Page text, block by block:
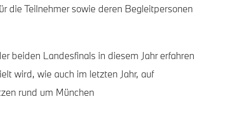
die Teilnehmer sowie deren Begleitpersonen
beiden Landesfinals in diesem Jahr erfahren
wird, wie auch im letzten Jahr, auf
rund um München